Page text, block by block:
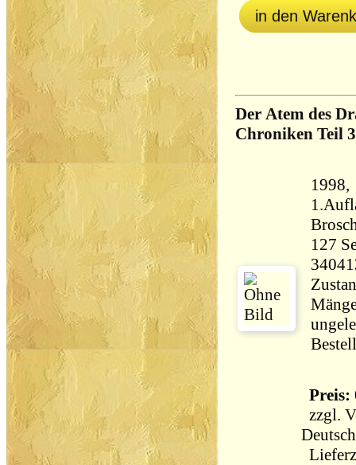
in den
Der Atem des
Chroniken Teil
127 Seiten
Preis:
zzgl.